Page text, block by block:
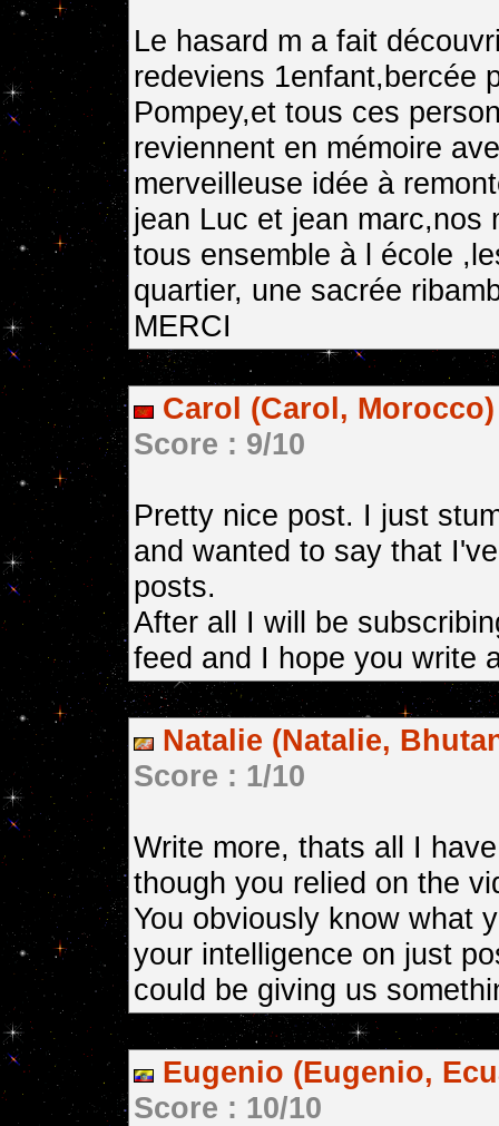
Le hasard m a fait
redeviens 1enfant,bercée
Pompey,et tous ces
reviennent en mémoire
merveilleuse idée à
jean Luc et jean marc,nos
tous ensemble à l école
quartier, une sacrée
MERCI
Carol (Carol, Morocco)
Score : 9/10
Pretty nice post. I just
and wanted to say that
posts.
After all I will be
feed and I hope you write
Natalie (Natalie,
Score : 1/10
Write more, thats all I
though you relied on the
You obviously know what
your intelligence on just
could be giving us
Eugenio (Eugenio,
Score : 10/10